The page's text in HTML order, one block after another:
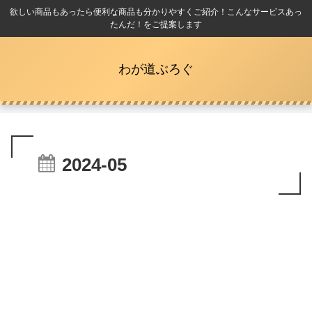
欲しい商品もあったら便利な商品も分かりやすくご紹介！こんなサービスあっ
たんだ！をご提案します
わが道ぶろぐ
2024-05